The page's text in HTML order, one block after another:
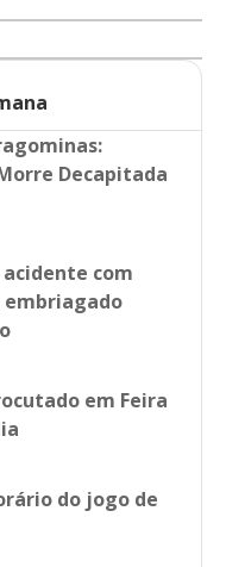
Decapitada
com
em Feira
do jogo de